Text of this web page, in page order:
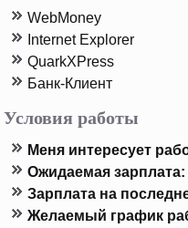
WebMoney
Internet Explorer
QuarkXPress
Банк-Клиент
Условия работы
Меня интересует
Ожидаемая зарплата:
Зарплата на
Желаемый график